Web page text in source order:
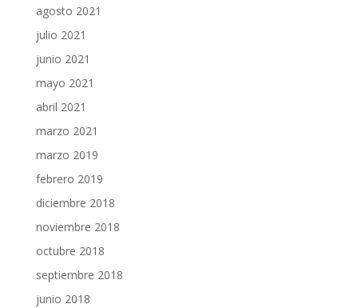
agosto 2021
julio 2021
junio 2021
mayo 2021
abril 2021
marzo 2021
marzo 2019
febrero 2019
diciembre 2018
noviembre 2018
octubre 2018
septiembre 2018
junio 2018